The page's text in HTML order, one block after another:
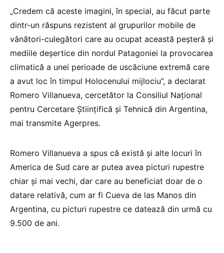
„Credem că aceste imagini, în special, au făcut parte
dintr-un răspuns rezistent al grupurilor mobile de
vânători-culegători care au ocupat această peşteră şi
mediile deşertice din nordul Patagoniei la provocarea
climatică a unei perioade de uscăciune extremă care
a avut loc în timpul Holocenului mijlociu”, a declarat
Romero Villanueva, cercetător la Consiliul Naţional
pentru Cercetare Ştiinţifică şi Tehnică din Argentina,
mai transmite Agerpres.
Romero Villanueva a spus că există şi alte locuri în
America de Sud care ar putea avea picturi rupestre
chiar şi mai vechi, dar care au beneficiat doar de o
datare relativă, cum ar fi Cueva de las Manos din
Argentina, cu picturi rupestre ce datează din urmă cu
9.500 de ani.